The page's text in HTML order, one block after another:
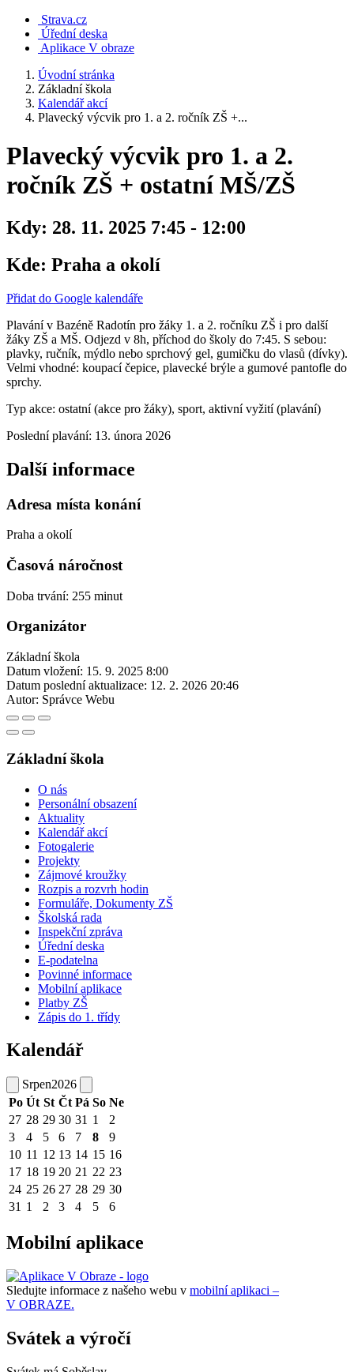
Strava.cz
Úřední deska
Aplikace V obraze
Úvodní stránka
Základní škola
Kalendář akcí
Plavecký výcvik pro 1. a 2. ročník ZŠ +...
Plavecký výcvik pro 1. a 2.
ročník ZŠ + ostatní MŠ/ZŠ
Kdy: 28. 11. 2025 7:45 - 12:00
Kde: Praha a okolí
Přidat do Google kalendáře
Plavání v Bazéně Radotín pro žáky 1. a 2. ročníku ZŠ i pro další
žáky ZŠ a MŠ. Odjezd v 8h, příchod do školy do 7:45. S sebou:
plavky, ručník, mýdlo nebo sprchový gel, gumičku do vlasů (dívky).
Velmi vhodné: koupací čepice, plavecké brýle a gumové pantofle do
sprchy.
Typ akce: ostatní (akce pro žáky), sport, aktivní vyžití (plavání)
Poslední plavání: 13. února 2026
Další informace
Adresa místa konání
Praha a okolí
Časová náročnost
Doba trvání: 255 minut
Organizátor
Základní škola
Datum vložení: 15. 9. 2025 8:00
Datum poslední aktualizace: 12. 2. 2026 20:46
Autor: Správce Webu
Základní škola
O nás
Personální obsazení
Aktuality
Kalendář akcí
Fotogalerie
Projekty
Zájmové kroužky
Rozpis a rozvrh hodin
Formuláře, Dokumenty ZŠ
Školská rada
Inspekční zpráva
Úřední deska
E-podatelna
Povinné informace
Mobilní aplikace
Platby ZŠ
Zápis do 1. třídy
Kalendář
Srpen2026
Po Út St Čt Pá So Ne
27 28 29 30 31 1
2
3
4 5 6 7 8
9
10 11 12 13 14 15 16
17 18 19 20 21 22 23
24 25 26 27 28 29 30
31 1 2 3 4 5 6
Mobilní aplikace
Sledujte informace z našeho webu v mobilní aplikaci –
V OBRAZE.
Svátek a výročí